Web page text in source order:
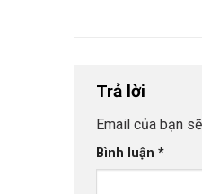
Trả lời
Email của bạn
Bình luận *